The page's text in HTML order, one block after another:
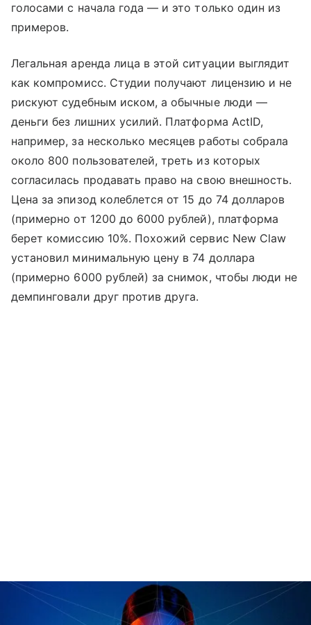
голосами с начала года — и это только один из
примеров.
Легальная аренда лица в этой ситуации выглядит
как компромисс. Студии получают лицензию и не
рискуют судебным иском, а обычные люди —
деньги без лишних усилий. Платформа ActID,
например, за несколько месяцев работы собрала
около 800 пользователей, треть из которых
согласилась продавать право на свою внешность.
Цена за эпизод колеблется от 15 до 74 долларов
(примерно от 1200 до 6000 рублей), платформа
берет комиссию 10%. Похожий сервис New Claw
установил минимальную цену в 74 доллара
(примерно 6000 рублей) за снимок, чтобы люди не
демпинговали друг против друга.